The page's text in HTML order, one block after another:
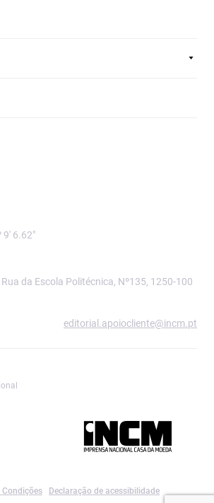
9' 6.62"
da Escola Politécnica, Nº135, 1250-100
editorial.apoiocliente@incm.pt
Condições Declaração de acessibilidade